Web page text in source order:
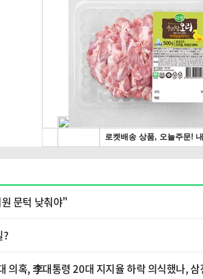
문턱 낮춰야"
?
의혹, 李대통령 20대 지지율 하락 의식했나,